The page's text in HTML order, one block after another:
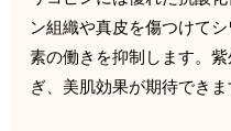
ン組織や真皮を傷つけて
素の働きを抑制します。紫
ぎ、美肌効果が期待できま